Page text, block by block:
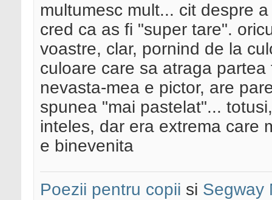
multumesc mult... cit despre
cred ca as fi "super tare".
voastre, clar, pornind de la
culoare care sa atraga
nevasta-mea e pictor, are
spunea "mai pastelat"...
inteles, dar era extrema care
e binevenita
Poezii pentru copii si Segway